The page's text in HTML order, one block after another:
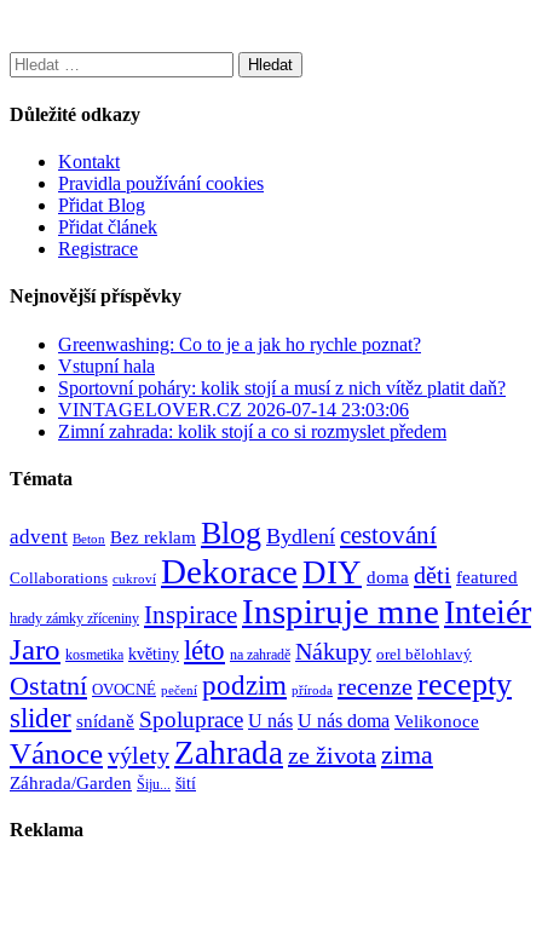
Vyhledávání
Důležité odkazy
Kontakt
Pravidla používání cookies
Přidat Blog
Přidat článek
Registrace
Nejnovější příspěvky
Greenwashing: Co to je a jak ho rychle poznat?
Vstupní hala
Sportovní poháry: kolik stojí a musí z nich vítěz platit daň?
VINTAGELOVER.CZ 2026-07-14 23:03:06
Zimní zahrada: kolik stojí a co si rozmyslet předem
Témata
advent Beton Bez reklam Blog Bydlení cestování
Collaborations cukroví DekoraceDIY doma děti featured
hrady zámky zříceniny Inspirace Inspiruje mneInteiér
Jaro kosmetika květiny léto na zahradě Nákupy orel bělohlavý
Ostatní OVOCNÉ pečení podzim příroda recenzerecepty
slider snídaně Spoluprace U nás U nás doma Velikonoce
Vánocevýlety Zahradaze života zima
Záhrada/Garden Šiju... šití
Reklama